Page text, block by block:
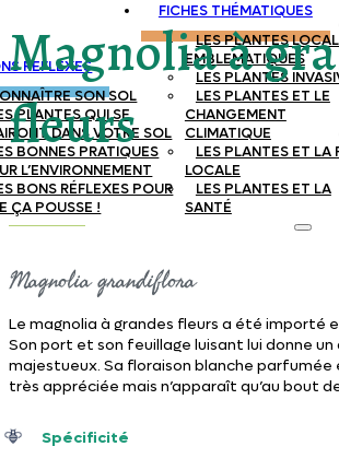
REFLEXES
SON SOL
PLANTES QUI SE
DANS VOTRE SOL
BONNES PRATIQUES
L’ENVIRONNEMENT
BONS RÉFLEXES POUR
ÇA POUSSE !
FICHES THÉMATIQUES
LES PLANTES
EMBLEMATIQUES
LES PLANTES
LES PLANTES ET LE
CHANGEMENT
CLIMATIQUE
LES PLANTES ET LA
LOCALE
LES PLANTES ET LA
SANTÉ
Magnolia à
fleurs
Magnolia grandiflora
Le magnolia à grandes fleurs a été importé
Son port et son feuillage luisant lui donne
majestueux. Sa floraison blanche
très appréciée mais n’apparaît qu’au bout
Spécificité